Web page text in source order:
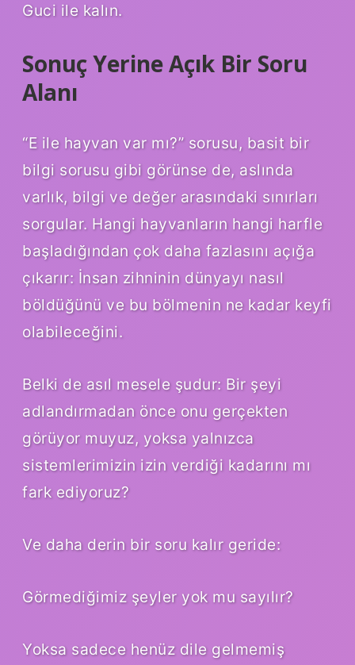
Guci ile kalın.
Sonuç Yerine Açık Bir Soru
Alanı
“E ile hayvan var mı?” sorusu, basit bir
bilgi sorusu gibi görünse de, aslında
varlık, bilgi ve değer arasındaki sınırları
sorgular. Hangi hayvanların hangi harfle
başladığından çok daha fazlasını açığa
çıkarır: İnsan zihninin dünyayı nasıl
böldüğünü ve bu bölmenin ne kadar keyfi
olabileceğini.
Belki de asıl mesele şudur: Bir şeyi
adlandırmadan önce onu gerçekten
görüyor muyuz, yoksa yalnızca
sistemlerimizin izin verdiği kadarını mı
fark ediyoruz?
Ve daha derin bir soru kalır geride:
Görmediğimiz şeyler yok mu sayılır?
Yoksa sadece henüz dile gelmemiş